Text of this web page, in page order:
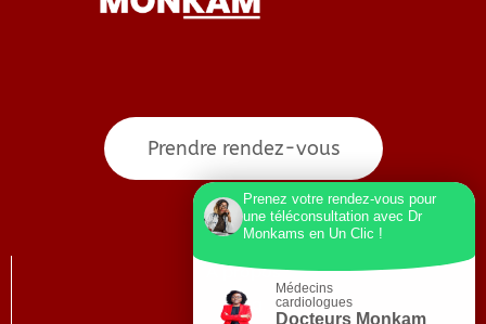
Prendre rendez-vous
A propos
Blog
Prenez votre rendez-vous pour
une téléconsultation avec Dr
Monkams en Un Clic !
Médecins
cardiologues
Docteurs Monkam